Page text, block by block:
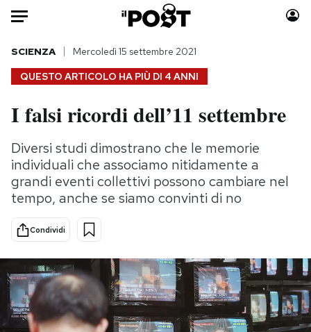
Auto
HOME
Italia
Politica
Tecnologia
Internet
Scienza
Cultura
Economia
Sport
Moda
Consumismi
Ok Boomer!
Altrecose
Mondiali calcio 2026
QUESTO ARTICOLO HA PIÙ DI 4 ANNI
SCIENZA Mercoledì 15 settembre 2021
I falsi ricordi dell’11 settembre
Diversi studi dimostrano che le memorie
individuali che associamo nitidamente a
grandi eventi collettivi possono cambiare nel
tempo, anche se siamo convinti di no
Condividi